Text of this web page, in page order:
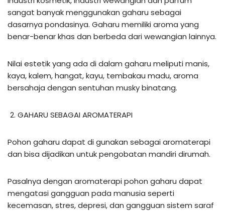
sangat banyak menggunakan gaharu sebagai
dasarnya pondasinya. Gaharu memiliki aroma yang
benar-benar khas dan berbeda dari wewangian lainnya.
Nilai estetik yang ada di dalam gaharu meliputi manis,
kaya, kalem, hangat, kayu, tembakau madu, aroma
bersahaja dengan sentuhan musky binatang.
GAHARU SEBAGAI AROMATERAPI
Pohon gaharu dapat di gunakan sebagai aromaterapi
dan bisa dijadikan untuk pengobatan mandiri dirumah.
Pasalnya dengan aromaterapi pohon gaharu dapat
mengatasi gangguan pada manusia seperti
kecemasan, stres, depresi, dan gangguan sistem saraf